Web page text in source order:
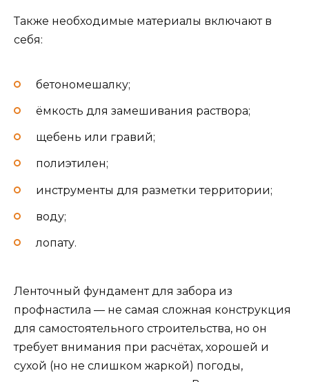
Также необходимые материалы включают в
себя:
бетономешалку;
ёмкость для замешивания раствора;
щебень или гравий;
полиэтилен;
инструменты для разметки территории;
воду;
лопату.
Ленточный фундамент для забора из
профнастила — не самая сложная конструкция
для самостоятельного строительства, но он
требует внимания при расчётах, хорошей и
сухой (но не слишком жаркой) погоды,